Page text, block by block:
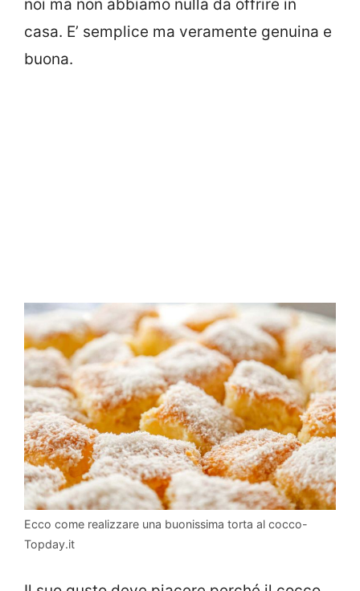
noi ma non abbiamo nulla da offrire in
casa. E’ semplice ma veramente genuina e
buona.
Ecco come realizzare una buonissima torta al cocco-
Topday.it